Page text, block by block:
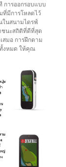
การออกรอบแบบ
ที่มีการโหลดไว้
ในสนามไดรฟ์
ชนะสถิติที่ดีที่สุด
มอ การฝึกตาม
งหมด ให้คุณ